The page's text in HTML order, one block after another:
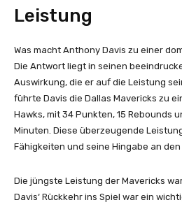
Leistung
Was macht Anthony Davis zu einer
Die Antwort liegt in seinen
Auswirkung, die er auf die Leistung
führte Davis die Dallas Mavericks zu
Hawks, mit 34 Punkten, 15 Rebounds
Minuten. Diese überzeugende
Fähigkeiten und seine Hingabe an den
Die jüngste Leistung der Mavericks
Davis‘ Rückkehr ins Spiel war ein